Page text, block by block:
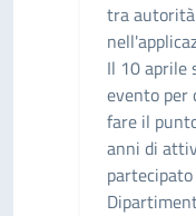
tra
Il 10 aprile
evento per
fare il
anni di